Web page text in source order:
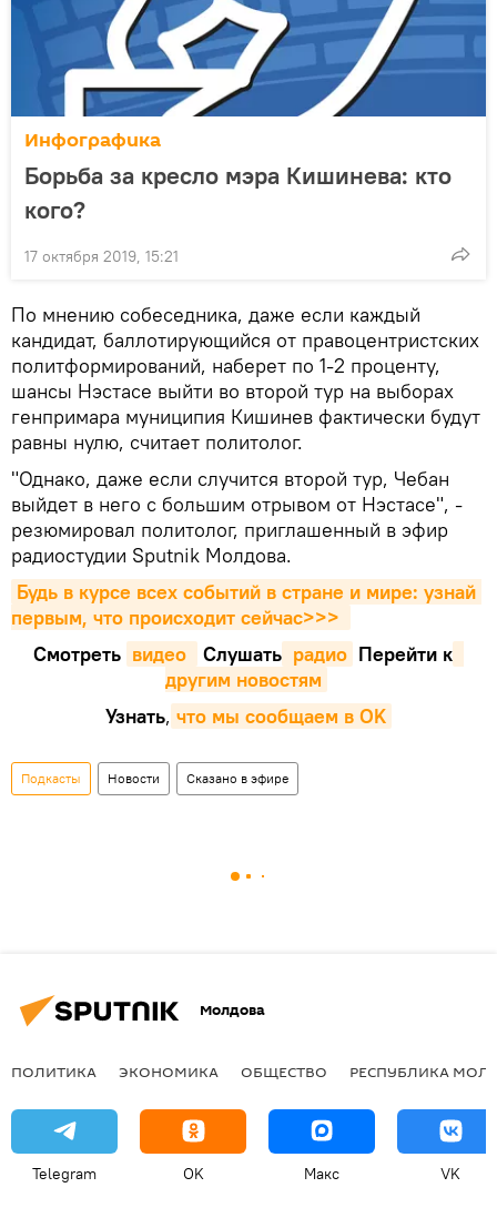
Инфографика
Борьба за кресло мэра Кишинева: кто
кого?
17 октября 2019, 15:21
По мнению собеседника, даже если каждый
кандидат, баллотирующийся от правоцентристских
политформирований, наберет по 1-2 проценту,
шансы Нэстасе выйти во второй тур на выборах
генпримара муниципия Кишинев фактически будут
равны нулю, считает политолог.
"Однако, даже если случится второй тур, Чебан
выйдет в него с большим отрывом от Нэстасе", -
резюмировал политолог, приглашенный в эфир
радиостудии Sputnik Молдова.
Будь в курсе всех событий в стране и мире: узнай
первым, что происходит сейчаc>>>
Смотреть видео Cлушать радио Перейти к
другим новостям
Узнать, что мы сообщаем в OK
Подкасты Новости Сказано в эфире
Молдова
ПОЛИТИКА ЭКОНОМИКА ОБЩЕСТВО РЕСПУБЛИКА
Telegram OK Макс VK